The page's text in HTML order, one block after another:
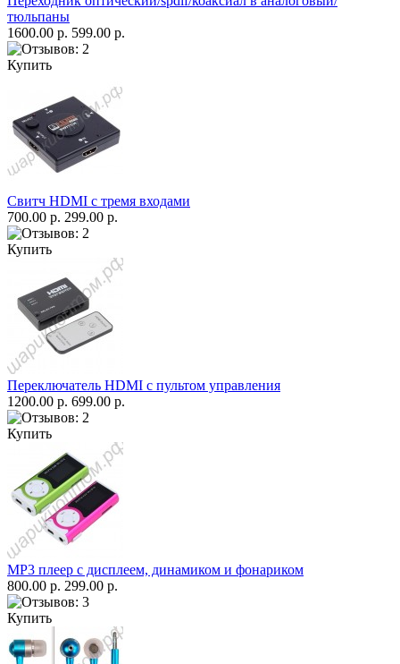
тюльпаны
1600.00 р. 599.00 р.
Купить
Свитч HDMI с тремя входами
700.00 р. 299.00 р.
Купить
Переключатель HDMI с пультом управления
1200.00 р. 699.00 р.
Купить
MP3 плеер с дисплеем, динамиком и фонариком
800.00 р. 299.00 р.
Купить